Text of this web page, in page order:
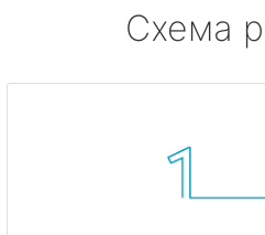
Схема